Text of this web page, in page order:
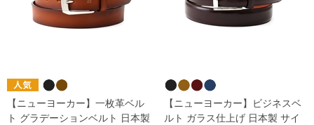
【ニューヨーカー】一枚革ベル
ト グラデーションベルト 日本製
【ニューヨーカー】ビジネスベ
ルト ガラス仕上げ 日本製 サイ